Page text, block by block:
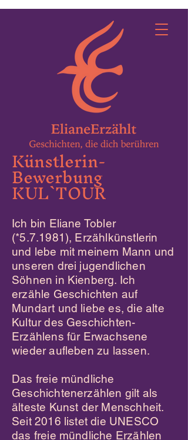
Künstlerin-
Bewerbung
KUL`TOUR
Ich bin Eliane Tobler
(*5.7.1981), Erzählkünstlerin
und lebe mit meinem Mann und
unseren drei jugendlichen
Söhnen in Kienberg. Ich
erzähle Geschichten auf
Mundart und liebe es, die alte
Kultur des Geschichten-
Erzählens für Erwachsene
wieder aufleben zu lassen.
Das freie mündliche
Geschichtenerzählen gilt als
älteste Kunst der Menschheit.
Seit 2016 listet die UNESCO
das freie mündliche Erzählen